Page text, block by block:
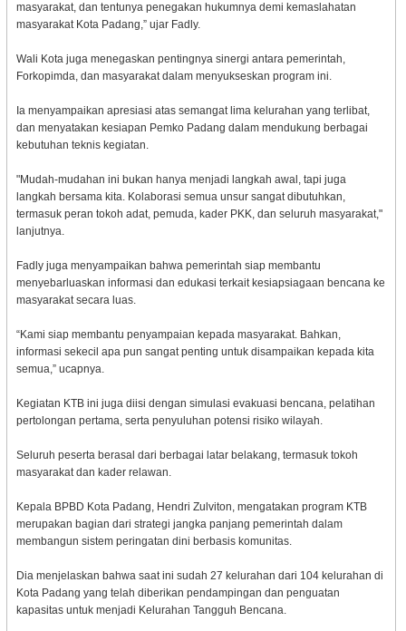
masyarakat, dan tentunya penegakan hukumnya demi kemaslahatan
masyarakat Kota Padang,” ujar Fadly.
Wali Kota juga menegaskan pentingnya sinergi antara pemerintah,
Forkopimda, dan masyarakat dalam menyukseskan program ini.
Ia menyampaikan apresiasi atas semangat lima kelurahan yang terlibat,
dan menyatakan kesiapan Pemko Padang dalam mendukung berbagai
kebutuhan teknis kegiatan.
"Mudah-mudahan ini bukan hanya menjadi langkah awal, tapi juga
langkah bersama kita. Kolaborasi semua unsur sangat dibutuhkan,
termasuk peran tokoh adat, pemuda, kader PKK, dan seluruh masyarakat,"
lanjutnya.
Fadly juga menyampaikan bahwa pemerintah siap membantu
menyebarluaskan informasi dan edukasi terkait kesiapsiagaan bencana ke
masyarakat secara luas.
“Kami siap membantu penyampaian kepada masyarakat. Bahkan,
informasi sekecil apa pun sangat penting untuk disampaikan kepada kita
semua,” ucapnya.
Kegiatan KTB ini juga diisi dengan simulasi evakuasi bencana, pelatihan
pertolongan pertama, serta penyuluhan potensi risiko wilayah.
Seluruh peserta berasal dari berbagai latar belakang, termasuk tokoh
masyarakat dan kader relawan.
Kepala BPBD Kota Padang, Hendri Zulviton, mengatakan program KTB
merupakan bagian dari strategi jangka panjang pemerintah dalam
membangun sistem peringatan dini berbasis komunitas.
Dia menjelaskan bahwa saat ini sudah 27 kelurahan dari 104 kelurahan di
Kota Padang yang telah diberikan pendampingan dan penguatan
kapasitas untuk menjadi Kelurahan Tangguh Bencana.